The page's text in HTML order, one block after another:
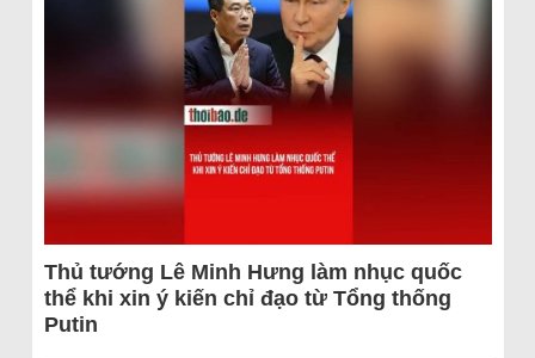
Thủ tướng Lê Minh Hưng làm nhục quốc
thể khi xin ý kiến chỉ đạo từ Tổng thống
Putin